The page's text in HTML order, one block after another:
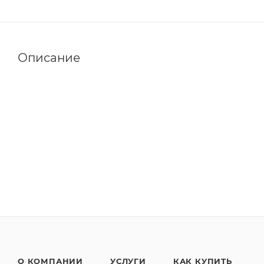
Описание
О КОМПАНИИ УСЛУГИ КАК КУПИТЬ